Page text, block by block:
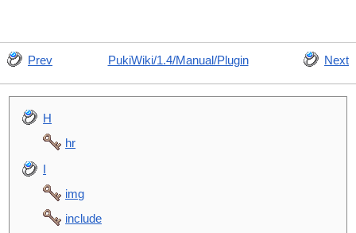
Prev Next
PukiWiki/1.4/Manual/Plugin
H
hr
I
img
include